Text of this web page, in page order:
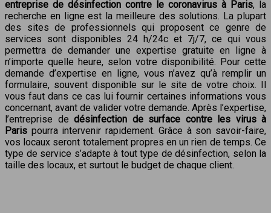
entreprise de désinfection contre le coronavirus à Paris, la
recherche en ligne est la meilleure des solutions. La plupart
des sites de professionnels qui proposent ce genre de
services sont disponibles 24 h/24c et 7j/7, ce qui vous
permettra de demander une expertise gratuite en ligne à
n’importe quelle heure, selon votre disponibilité. Pour cette
demande d’expertise en ligne, vous n’avez qu’à remplir un
formulaire, souvent disponible sur le site de votre choix. Il
vous faut dans ce cas lui fournir certaines informations vous
concernant, avant de valider votre demande. Après l’expertise,
l’entreprise de désinfection de surface contre les virus à
Paris pourra intervenir rapidement. Grâce à son savoir-faire,
vos locaux seront totalement propres en un rien de temps. Ce
type de service s’adapte à tout type de désinfection, selon la
taille des locaux, et surtout le budget de chaque client.